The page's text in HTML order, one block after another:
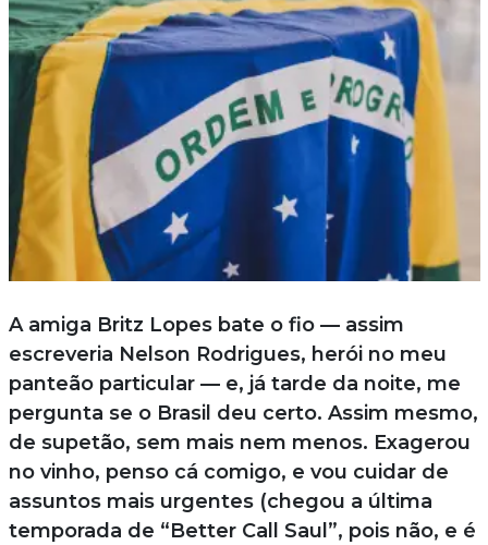
A amiga Britz Lopes bate o fio — assim
escreveria Nelson Rodrigues, herói no meu
panteão particular — e, já tarde da noite, me
pergunta se o Brasil deu certo. Assim mesmo,
de supetão, sem mais nem menos. Exagerou
no vinho, penso cá comigo, e vou cuidar de
assuntos mais urgentes (chegou a última
temporada de “Better Call Saul”, pois não, e é